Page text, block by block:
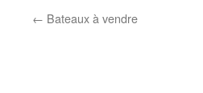
← Bateaux à vendre